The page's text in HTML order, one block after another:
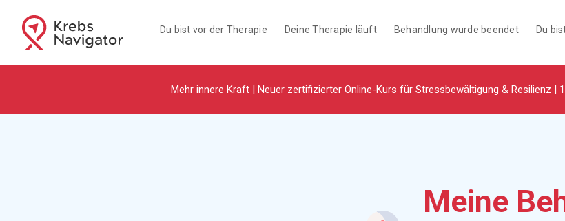
Du bist vor der Therapie Deine Therapie läuft Behandlung wurde beendet Du
Mehr innere Kraft | Neuer zertifizierter Online-Kurs für Stressbewältigung & Resilienz |
Meine